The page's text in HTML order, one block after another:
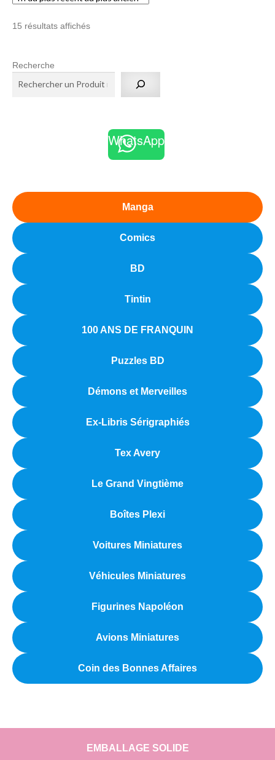
15 résultats affichésTrié
au
Recherche
WhatsApp
Manga
Comics
BD
Tintin
100 ANS DE FRANQUIN
Puzzles BD
Démons et Merveilles
Ex-Libris Sérigraphiés
Tex Avery
Le Grand Vingtième
Boîtes Plexi
Voitures Miniatures
Véhicules Miniatures
Figurines Napoléon
Avions Miniatures
Coin des Bonnes Affaires
EMBALLAGE SOLIDE